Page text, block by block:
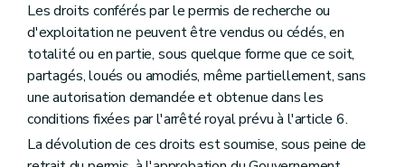
Les droits conférés par le permis de recherche ou
d'exploitation ne peuvent être vendus ou cédés, en
totalité ou en partie, sous quelque forme que ce soit,
partagés, loués ou amodiés, même partiellement, sans
une autorisation demandée et obtenue dans les
conditions fixées par l'arrêté royal prévu à l'article 6.
La dévolution de ces droits est soumise, sous peine de